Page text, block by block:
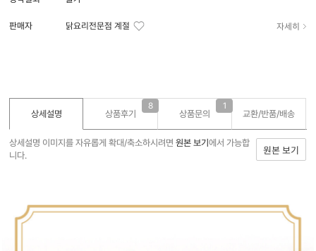
판매자 닭요리전문점 계절 자세히
상세설명 상품후기
8
상품문의
1
교환/반품/배송
상세설명 이미지를 자유롭게 확대/축소하시려면원본 보기에서 가능합
니다.
원본 보기